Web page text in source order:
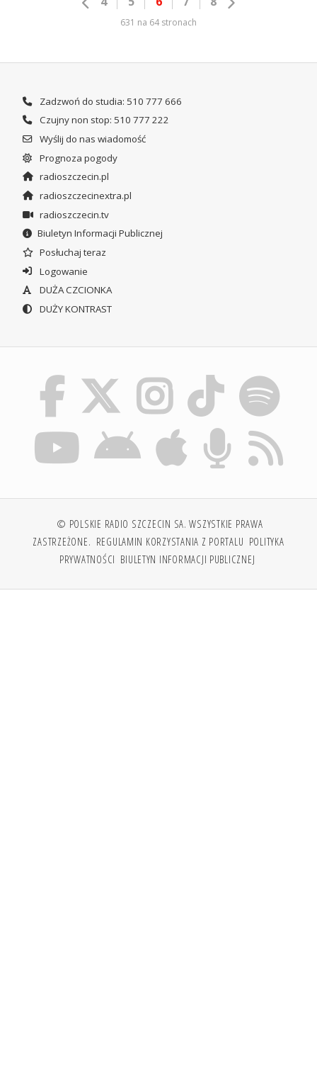
631 na 64 stronach
Zadzwoń do studia: 510 777 666
Czujny non stop: 510 777 222
Wyślij do nas wiadomość
Prognoza pogody
radioszczecin.pl
radioszczecinextra.pl
radioszczecin.tv
Biuletyn Informacji Publicznej
Posłuchaj teraz
Logowanie
DUŻA CZCIONKA
DUŻY KONTRAST
© POLSKIE RADIO SZCZECIN SA. WSZYSTKIE PRAWA
ZASTRZEŻONE. REGULAMIN KORZYSTANIA Z PORTALU POLITYKA
PRYWATNOŚCI BIULETYN INFORMACJI PUBLICZNEJ